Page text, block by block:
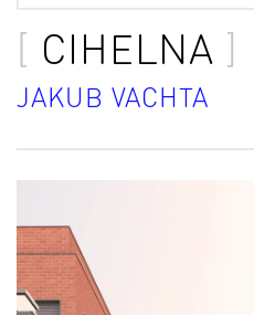
CIHELNA
JAKUB VACHTA